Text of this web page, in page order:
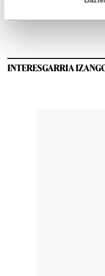
GEHIEN IRAKURRIAK
INTERESGARRIA